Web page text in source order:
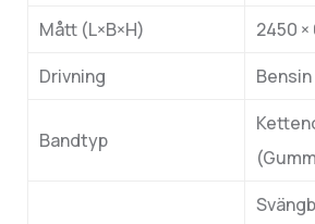
Mått (L×B×H)
2450 ×
Drivning
Bensin
Bandtyp